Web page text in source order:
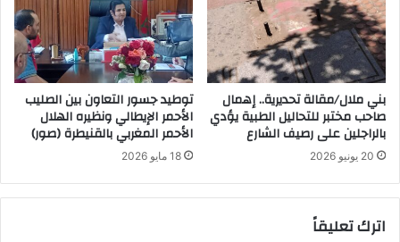
بني ملال/مقالة تحديرية.. إهمال
صاحب مختبر للتحاليل الطبية يؤدي
بالراجلين على رصيف الشارع
20 يونيو 2026
توطيد جسور التعاون بين الصليب
الأحمر الإيطالي ونظيره الهلال
الأحمر المغربي بالقنيطرة (صور)
18 مايو 2026
اترك تعليقاً